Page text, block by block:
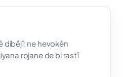
dibêjî: ne hevokên
rojane de bi rastî